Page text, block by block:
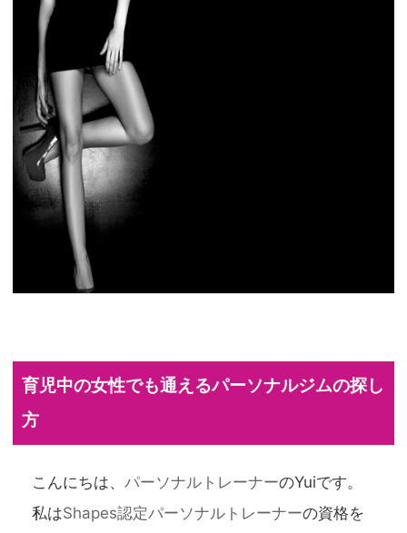
育児中の女性でも通えるパーソナルジムの探し
方
こんにちは、パーソナルトレーナーのYuiです。
私はShapes認定パーソナルトレーナーの資格を